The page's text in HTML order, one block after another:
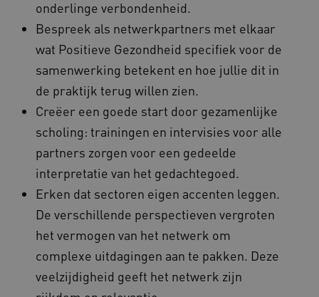
onderlinge verbondenheid.
Bespreek als netwerkpartners met elkaar
wat Positieve Gezondheid specifiek voor de
samenwerking betekent en hoe jullie dit in
de praktijk terug willen zien.
Creëer een goede start door gezamenlijke
scholing: trainingen en intervisies voor alle
partners zorgen voor een gedeelde
interpretatie van het gedachtegoed.
Erken dat sectoren eigen accenten leggen.
De verschillende perspectieven vergroten
het vermogen van het netwerk om
complexe uitdagingen aan te pakken. Deze
veelzijdigheid geeft het netwerk zijn
Corporation
.vilans.nl
ARRAffinitySameSite
Microsoft
Corporation
.vilans.nl